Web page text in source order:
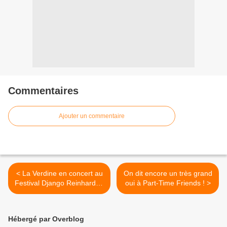
Commentaires
Ajouter un commentaire
< La Verdine en concert au
Festival Django Reinhardt à
Fontainebleau, nous y
On dit encore un très grand
oui à Part-Time Friends ! >
Hébergé par Overblog